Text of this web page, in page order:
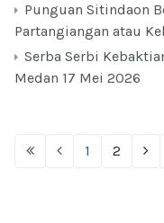
Punguan Sitindaon
Partangiangan atau
Serba Serbi
Medan 17 Mei 2026
1 2